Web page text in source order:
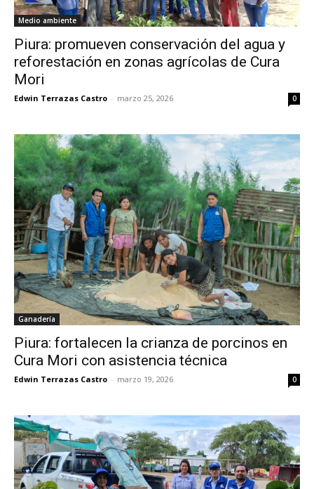
Medio ambiente
Piura: promueven conservación del agua y
reforestación en zonas agrícolas de Cura
Mori
Edwin Terrazas Castro - marzo 25, 2026 0
Ganadería
Piura: fortalecen la crianza de porcinos en
Cura Mori con asistencia técnica
Edwin Terrazas Castro - marzo 19, 2026 0